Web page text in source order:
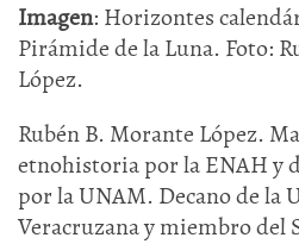
Imagen: Horizontes
Pirámide de la Luna. Foto:
López.
Rubén B. Morante López.
etnohistoria por la ENAH y
por la UNAM. Decano de la
Veracruzana y miembro del